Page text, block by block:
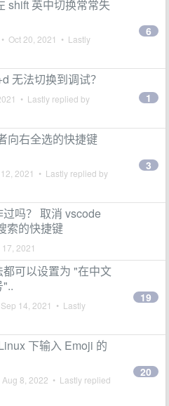
shift 英中切换常常失
• Oct 20, 2021 • Lastly
6
无法切换到调试？
• Lastly replied by 1
向右全选的快捷键
2021 • Lastly replied by
3
吗？ 取消 vscode
索的快捷键
2021
可以设置为 "在中文
Sep 14, 2021 • Lastly
19
下输入 Emoji 的
Aug 8, 2022 • Lastly replied
20